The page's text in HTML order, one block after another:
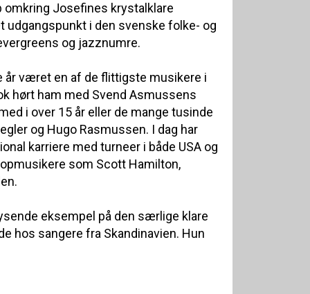
omkring Josefines krystalklare
udgangspunkt i den svenske folke- og
og jazznumre.
år været en af de flittigste musikere i
hørt ham med Svend Asmussens
i over 15 år eller de mange tusinde
og Hugo Rasmussen. I dag har
karriere med turneer i både USA og
som Scott Hamilton,
eksempel på den særlige klare
hos sangere fra Skandinavien. Hun